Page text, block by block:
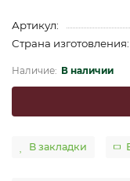
Артикул:
Страна изготовления:
В наличии
В закладки